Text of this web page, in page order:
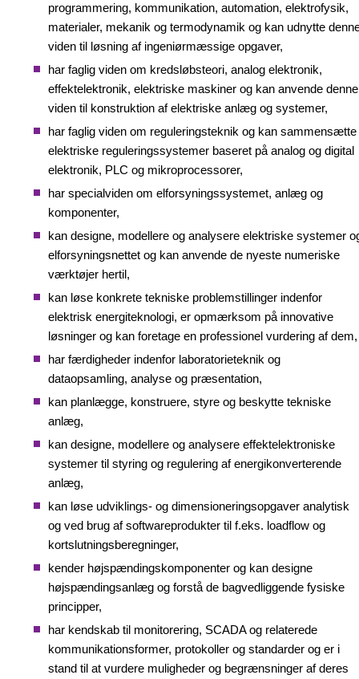
programmering, kommunikation, automation, elektrofysik,
materialer, mekanik og termodynamik og kan udnytte
viden til løsning af ingeniørmæssige opgaver,
har faglig viden om kredsløbsteori, analog elektronik,
effektelektronik, elektriske maskiner og kan anvende denne
viden til konstruktion af elektriske anlæg og systemer,
har faglig viden om reguleringsteknik og kan sammensætte
elektriske reguleringssystemer baseret på analog og digital
elektronik, PLC og mikroprocessorer,
har specialviden om elforsyningssystemet, anlæg og
komponenter,
kan designe, modellere og analysere elektriske systemer
elforsyningsnettet og kan anvende de nyeste numeriske
værktøjer hertil,
kan løse konkrete tekniske problemstillinger indenfor
elektrisk energiteknologi, er opmærksom på innovative
løsninger og kan foretage en professionel vurdering af dem,
har færdigheder indenfor laboratorieteknik og
dataopsamling, analyse og præsentation,
kan planlægge, konstruere, styre og beskytte tekniske
anlæg,
kan designe, modellere og analysere effektelektroniske
systemer til styring og regulering af energikonverterende
anlæg,
kan løse udviklings- og dimensioneringsopgaver analytisk
og ved brug af softwareprodukter til f.eks. loadflow og
kortslutningsberegninger,
kender højspændingskomponenter og kan designe
højspændingsanlæg og forstå de bagvedliggende fysiske
principper,
har kendskab til monitorering, SCADA og relaterede
kommunikationsformer, protokoller og standarder og er i
stand til at vurdere muligheder og begrænsninger af deres